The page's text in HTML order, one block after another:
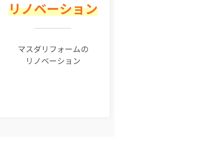
リノベーション
マスダリフォームの
リノベーション